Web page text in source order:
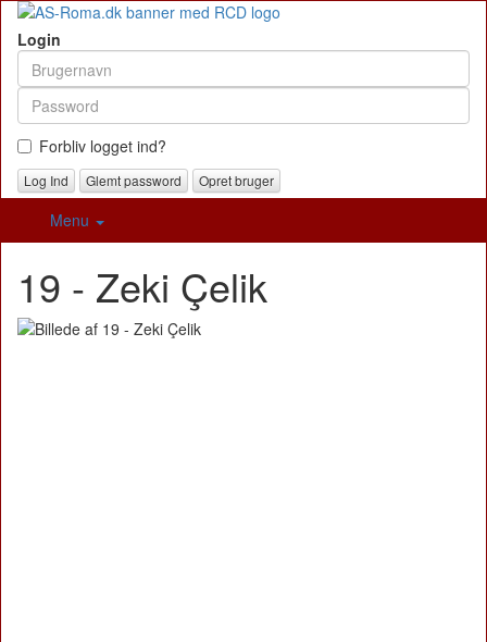
Login
Forbliv logget ind?
Glemt password Opret bruger
Menu
19 - Zeki Çelik